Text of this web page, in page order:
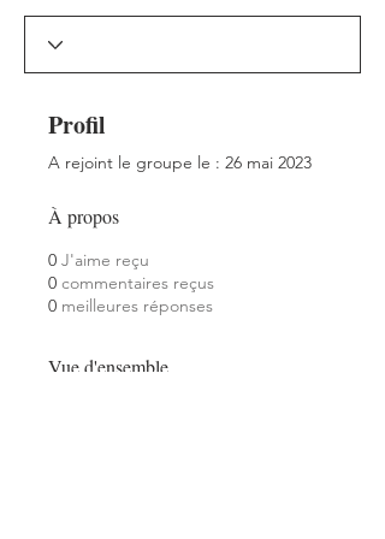
Profil
A rejoint le groupe le : 26 mai 2023
À propos
0 J'aime reçu
0 commentaires reçus
0 meilleures réponses
Vue d'ensemble